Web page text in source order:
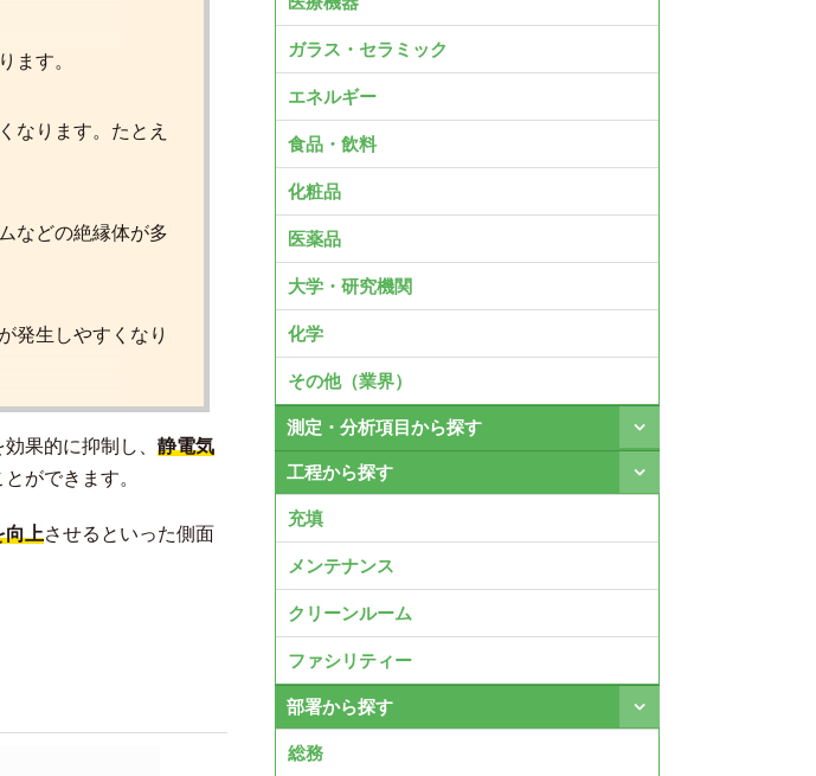
ます。
なります。たとえ
などの絶縁体が多
発生しやすくなり
果的に抑制し、 静電気
ができます。
向上させるといった側面
ガラス・セラミック
エネルギー
食品・飲料
化粧品
医薬品
大学・研究機関
化学
その他（業界）
測定・分析項目から探す
工程から探す
充填
メンテナンス
クリーンルーム
ファシリティー
部署から探す
総務